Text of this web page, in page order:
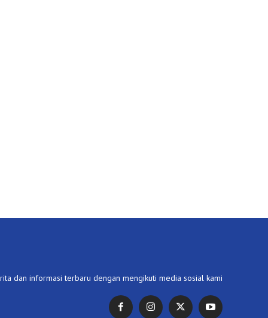
dan informasi terbaru dengan mengikuti media sosial kami